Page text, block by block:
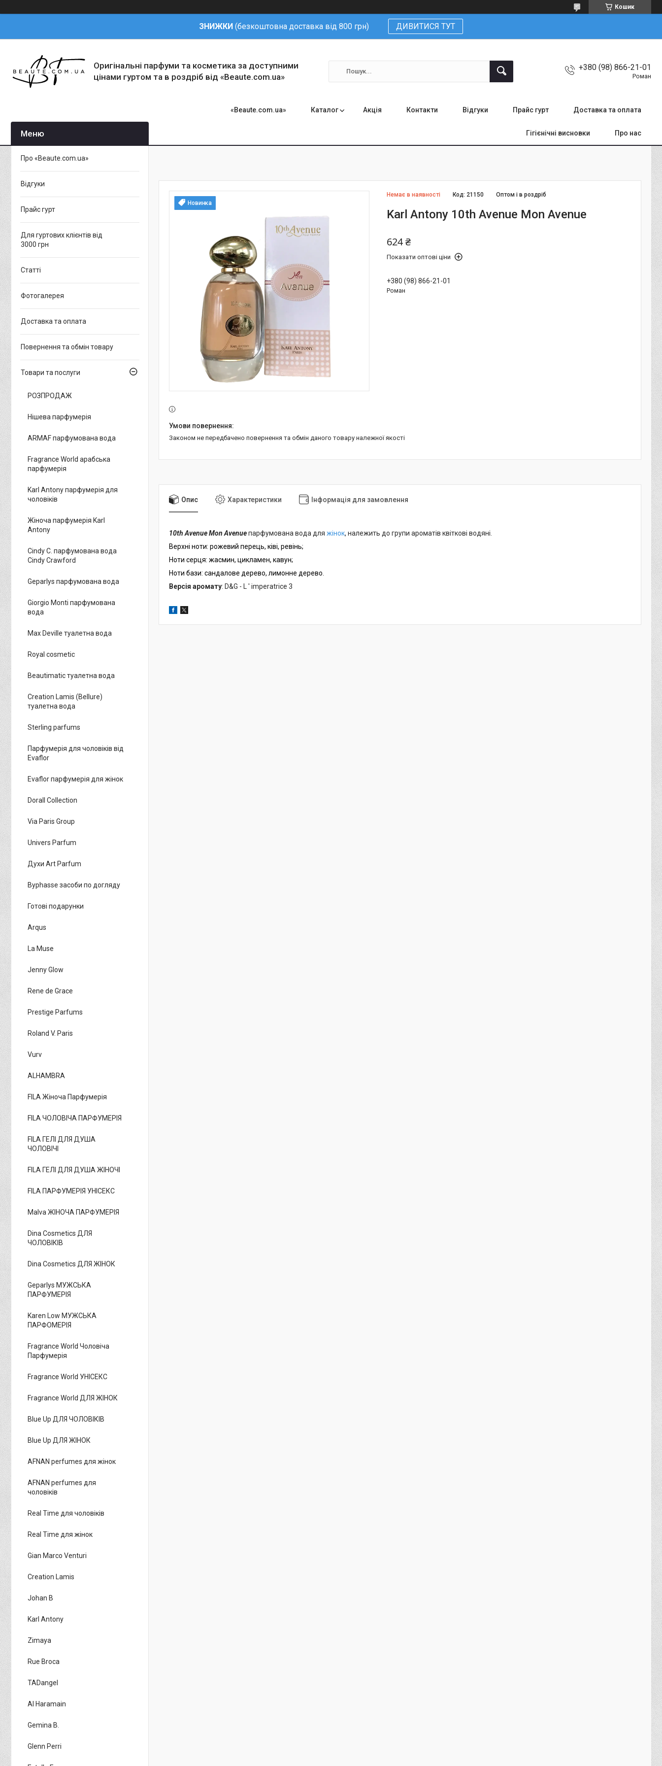
Кошик
ЗНИЖКИ (безкоштовна доставка від 800 грн) ДИВИТИСЯ ТУТ
Оригінальні парфуми та косметика за доступними
цінами гуртом та в роздріб від «Beaute.com.ua»
+380 (98) 866-21-01
Роман
«Beaute.com.ua» Каталог Акція Контакти Відгуки Прайс гурт Доставка та оплата
Гігієнічні висновки Про нас
Новинка
Немає в наявності Оптом і в роздріб
Код: 21150
Karl Antony 10th Avenue Mon Avenue
624 ₴
Показати оптові ціни
+380 (98) 866-21-01
Роман
Законом не передбачено повернення та обмін даного товару належної якості
Опис Характеристики Інформація для замовлення
10th Avenue Mon Avenueпарфумована вода для жінок, належить до групи ароматів квіткові водяні.
Верхні ноти: рожевий перець, ківі, ревінь;
Ноти серця: жасмин, цикламен, кавун;
Ноти бази: сандалове дерево, лимонне дерево.
Версія аромату: D&G - L ' imperatrice 3
Про «Beaute.com.ua»
Відгуки
Прайс гурт
Для гуртових клієнтів від
3000 грн
Статті
Фотогалерея
Доставка та оплата
Повернення та обмін товару
Товари та послуги
РОЗПРОДАЖ
Нішева парфумерія
ARMAF парфумована вода
Fragrance World арабська
парфумерія
Karl Antony парфумерія для
чоловіків
Жіноча парфумерія Karl
Antony
Cindy C. парфумована вода
Cindy Crawford
Geparlys парфумована вода
Giorgio Monti парфумована
вода
Max Deville туалетна вода
Royal cosmetic
Beautimatic туалетна вода
Creation Lamis (Bellure)
туалетна вода
Sterling parfums
Парфумерія для чоловіків від
Evaflor
Evaflor парфумерія для жінок
Dorall Collection
Via Paris Group
Univers Parfum
Духи Art Parfum
Byphasse засоби по догляду
Готові подарунки
Arqus
La Muse
Jenny Glow
Rene de Grace
Prestige Parfums
Roland V. Paris
Vurv
ALHAMBRA
FILA Жіноча Парфумерія
FILA ЧОЛОВІЧА ПАРФУМЕРІЯ
FILA ГЕЛІ ДЛЯ ДУША
ЧОЛОВІЧІ
FILA ГЕЛІ ДЛЯ ДУША ЖІНОЧІ
FILA ПАРФУМЕРІЯ УНІСЕКС
Malva ЖІНОЧА ПАРФУМЕРІЯ
Dina Cosmetics ДЛЯ
ЧОЛОВІКІВ
Dina Cosmetics ДЛЯ ЖІНОК
Geparlys МУЖСЬКА
ПАРФУМЕРІЯ
Karen Low МУЖСЬКА
ПАРФОМЕРІЯ
Fragrance World Чоловіча
Парфумерія
Fragrance World УНІСЕКС
Fragrance World ДЛЯ ЖІНОК
Blue Up ДЛЯ ЧОЛОВІКІВ
Blue Up ДЛЯ ЖІНОК
AFNAN perfumes для жінок
AFNAN perfumes для
чоловіків
Real Time для чоловіків
Real Time для жінок
Gian Marco Venturi
Creation Lamis
Johan B
Karl Antony
Zimaya
Rue Broca
TADangel
Al Haramain
Gemina B.
Glenn Perri